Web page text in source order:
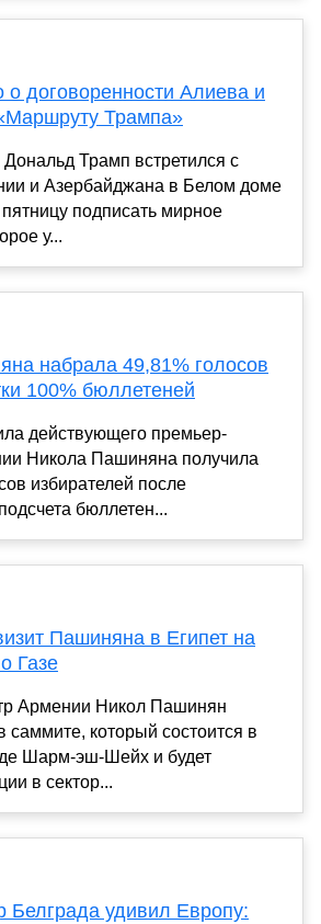
о договоренности Алиева и
Трампа»
Трамп встретился с
и Азербайджана в Белом доме
подписать мирное
у...
набрала 49,81% голосов
100% бюллетеней
действующего премьер-
Никола Пашиняна получила
избирателей после
бюллетен...
Пашиняна в Египет на
Газе
Армении Никол Пашинян
саммите, который состоится в
Шарм-эш-Шейх и будет
в сектор...
Белграда удивил Европу: